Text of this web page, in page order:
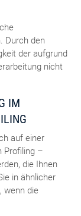
Durch den
der aufgrund
nicht
IM
auf einer
Profiling –
die Ihnen
in ähnlicher
wenn die